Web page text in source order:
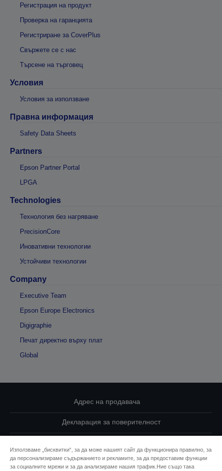
Регистрация на продукт
Проверка на гаранцията
Регистриране за CoverPlus
Свържете се с нас
Търсене на търговец
Условия
Условия за използване
Правна информация
Safety Data Sheets
Partners
Epson Partner Portal
LPGA
Technologies
Технология без нагряване
PrecisionCore
Иновативни технологии
Устойчиви технологии
Company
Executive Team
Epson Europe Electronics
Digigraphie
Печат директно върху плат
Global
Адрес на продавача
Декларация за поверителност
Свържете се с нас за Вашите данни
Използваме „бисквитки“, за да може нашият сайт да функционира правилно, за
да персонализираме съдържанието и рекламите, за да предоставим функции
за социалните мрежи и за да анализираме нашия трафик.Ние също така